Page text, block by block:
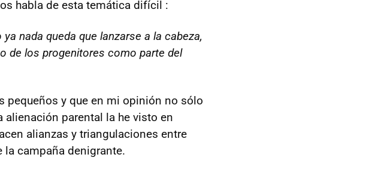
habla de esta temática difícil :
nada queda que lanzarse a la cabeza,
de los progenitores como parte del
pequeños y que en mi opinión no sólo
alienación parental la he visto en
alianzas y triangulaciones entre
la campaña denigrante.